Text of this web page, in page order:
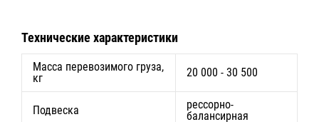
Технические характеристики
Масса перевозимого груза,
кг
20 000 - 30 500
Подвеска
рессорно-
балансирная